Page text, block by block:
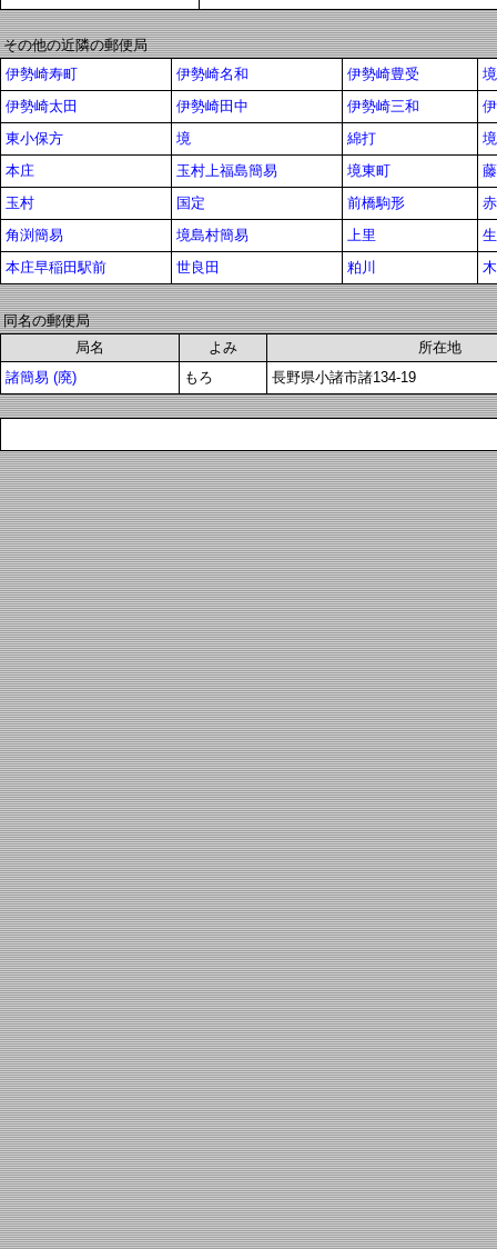
その他の近隣の郵便局
伊勢崎寿町
伊勢崎名和 伊勢崎豊受
伊勢崎太田
伊勢崎田中 伊勢崎三和
東小保方
境 綿打
本庄
玉村上福島簡易 境東町
玉村
国定 前橋駒形
角渕簡易
境島村簡易 上里
本庄早稲田駅前
世良田 粕川
同名の郵便局
局名
よみ
所在地
諸簡易 (廃)
もろ 長野県小諸市諸134-19